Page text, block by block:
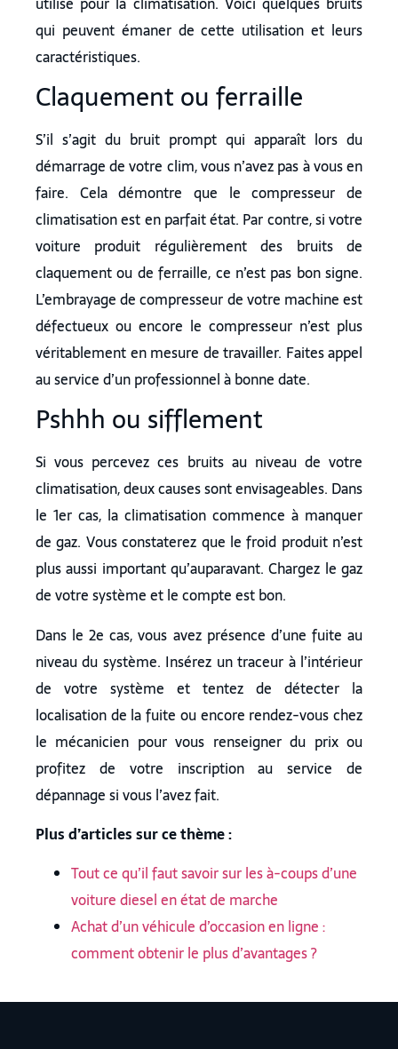
qui peuvent émaner de cette utilisation et leurs
caractéristiques.
Claquement ou ferraille
S’il s’agit du bruit prompt qui apparaît lors du
démarrage de votre clim, vous n’avez pas à vous en
faire. Cela démontre que le compresseur de
climatisation est en parfait état. Par contre, si votre
voiture produit régulièrement des bruits de
claquement ou de ferraille, ce n’est pas bon signe.
L’embrayage de compresseur de votre machine est
défectueux ou encore le compresseur n’est plus
véritablement en mesure de travailler. Faites appel
au service d’un professionnel à bonne date.
Pshhh ou sifflement
Si vous percevez ces bruits au niveau de votre
climatisation, deux causes sont envisageables. Dans
le 1er cas, la climatisation commence à manquer
de gaz. Vous constaterez que le froid produit n’est
plus aussi important qu’auparavant. Chargez le gaz
de votre système et le compte est bon.
Dans le 2e cas, vous avez présence d’une fuite au
niveau du système. Insérez un traceur à l’intérieur
de votre système et tentez de détecter la
localisation de la fuite ou encore rendez-vous chez
le mécanicien pour vous renseigner du prix ou
profitez de votre inscription au service de
dépannage si vous l’avez fait.
Plus d’articles sur ce thème :
Tout ce qu’il faut savoir sur les à-coups d’une
voiture diesel en état de marche
Achat d’un véhicule d’occasion en ligne :
comment obtenir le plus d’avantages ?